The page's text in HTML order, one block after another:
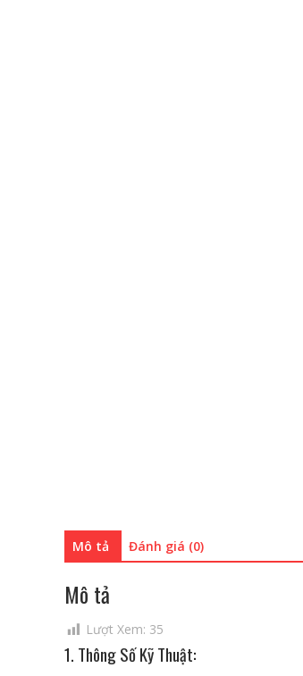
Mô tả Đánh giá (0)
Mô tả
Lượt Xem: 35
1. Thông Số Kỹ Thuật: